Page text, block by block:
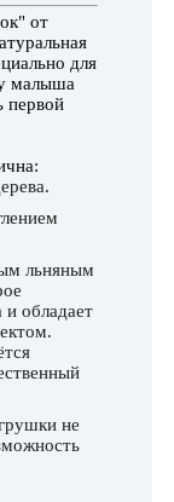
от
для
малыша
первой
льняным
обладает
не